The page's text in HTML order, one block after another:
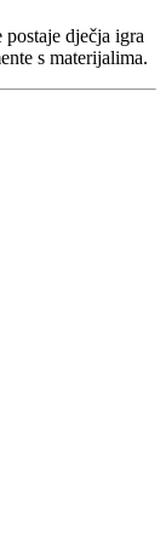
dječja igra
s materijalima.